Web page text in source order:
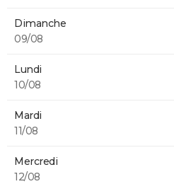
Dimanche
09/08
Lundi
10/08
Mardi
11/08
Mercredi
12/08